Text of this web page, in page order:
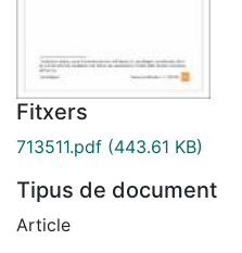
Fitxers
713511.pdf (443.61 KB)
Tipus de document
Article